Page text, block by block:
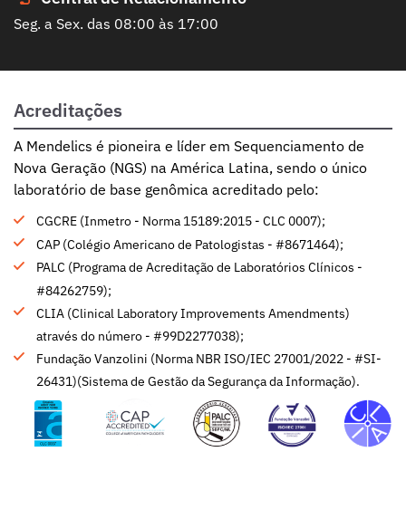
Seg. a Sex. das 08:00 às 17:00
Acreditações
A Mendelics é pioneira e líder em Sequenciamento de
Nova Geração (NGS) na América Latina, sendo o único
laboratório de base genômica acreditado pelo:
CGCRE (Inmetro - Norma 15189:2015 - CLC 0007);
CAP (Colégio Americano de Patologistas - #8671464);
PALC (Programa de Acreditação de Laboratórios Clínicos -
#84262759);
CLIA (Clinical Laboratory Improvements Amendments)
através do número - #99D2277038);
Fundação Vanzolini (Norma NBR ISO/IEC 27001/2022 - #SI-
26431)(Sistema de Gestão da Segurança da Informação).